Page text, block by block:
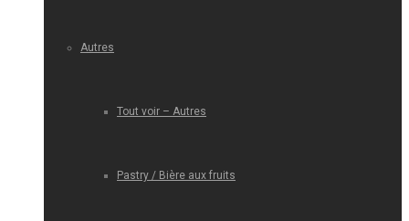
Autres
Tout voir – Autres
Pastry / Bière aux fruits